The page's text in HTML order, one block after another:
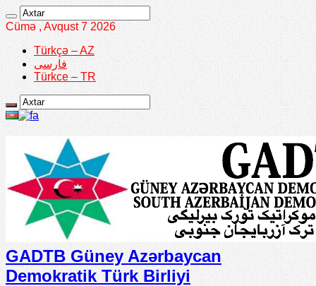
Cümə , Avqust 7 2026
Türkçə – AZ
فارسی
Türkce – TR
GADTB Güney Azərbaycan
Demokratik Türk Birliyi